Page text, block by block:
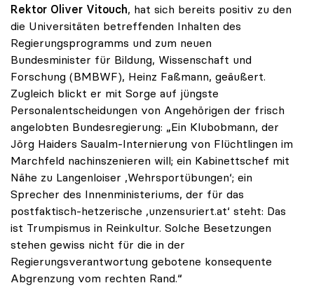
Rektor Oliver Vitouch, hat sich bereits positiv zu den
die Universitäten betreffenden Inhalten des
Regierungsprogramms und zum neuen
Bundesminister für Bildung, Wissenschaft und
Forschung (BMBWF), Heinz Faßmann, geäußert.
Zugleich blickt er mit Sorge auf jüngste
Personalentscheidungen von Angehörigen der frisch
angelobten Bundesregierung: „Ein Klubobmann, der
Jörg Haiders Saualm-Internierung von Flüchtlingen im
Marchfeld nachinszenieren will; ein Kabinettschef mit
Nähe zu Langenloiser ‚Wehrsportübungen‘; ein
Sprecher des Innenministeriums, der für das
postfaktisch-hetzerische ‚unzensuriert.at‘ steht: Das
ist Trumpismus in Reinkultur. Solche Besetzungen
stehen gewiss nicht für die in der
Regierungsverantwortung gebotene konsequente
Abgrenzung vom rechten Rand.“